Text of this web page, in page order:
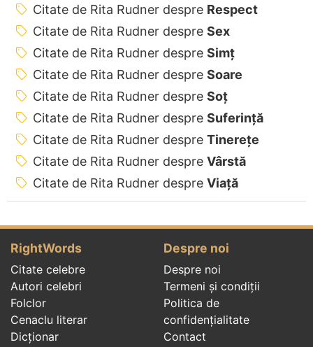
Citate de Rita Rudner despre Respect
Citate de Rita Rudner despre Sex
Citate de Rita Rudner despre Simț
Citate de Rita Rudner despre Soare
Citate de Rita Rudner despre Soț
Citate de Rita Rudner despre Suferință
Citate de Rita Rudner despre Tinerețe
Citate de Rita Rudner despre Vârstă
Citate de Rita Rudner despre Viață
RightWords
Citate celebre
Autori celebri
Folclor
Cenaclu literar
Dicționar
Despre noi
Despre noi
Termeni și condiții
Politica de
confidenţialitate
Contact